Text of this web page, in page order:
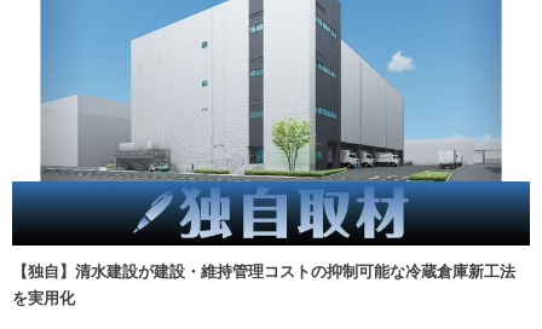
【独自】清水建設が建設・維持管理コストの抑制可能な冷蔵倉庫新工法
を実用化